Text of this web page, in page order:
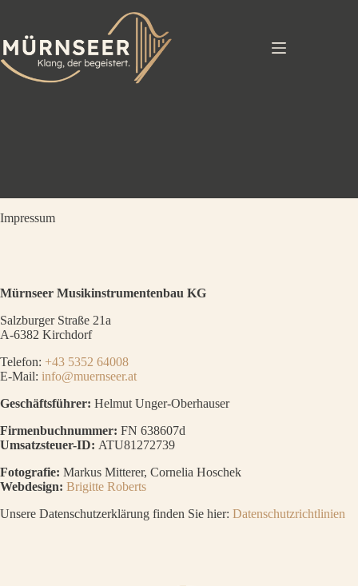
springen
Impressum
Mürnseer Musikinstrumentenbau KG
Salzburger Straße 21a
A-6382 Kirchdorf
Telefon: +43 5352 64008
E-Mail: info@muernseer.at
Geschäftsführer: Helmut Unger-Oberhauser
Firmenbuchnummer: FN 638607d
Umsatzsteuer-ID: ATU81272739
Fotografie: Markus Mitterer, Cornelia Hoschek
Webdesign: Brigitte Roberts
Unsere Datenschutzerklärung finden Sie hier: Datenschutzrichtlinien